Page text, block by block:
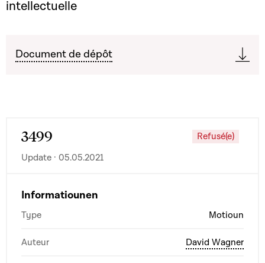
intellectuelle
Document de dépôt
3499
Refusé(e)
Update · 05.05.2021
Informatiounen
Type Motioun
Auteur David Wagner